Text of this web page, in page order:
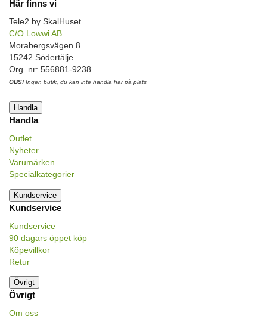
Här finns vi
Tele2 by SkalHuset
C/O Lowwi AB
Morabergsvägen 8
15242 Södertälje
Org. nr: 556881-9238
OBS! Ingen butik, du kan inte handla här på plats
Handla
Handla
Outlet
Nyheter
Varumärken
Specialkategorier
Kundservice
Kundservice
Kundservice
90 dagars öppet köp
Köpevillkor
Retur
Övrigt
Övrigt
Om oss